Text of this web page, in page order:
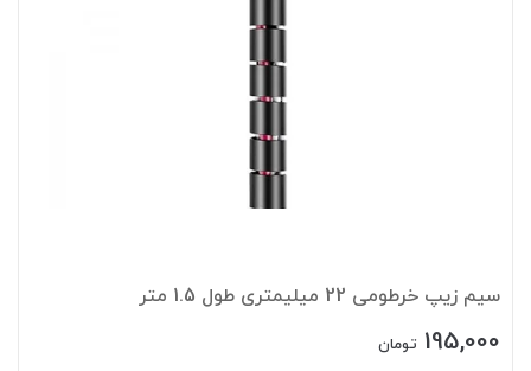
سیم زیپ خرطومی 22 میلیمتری طول 1.5 متر
195,000 تومان